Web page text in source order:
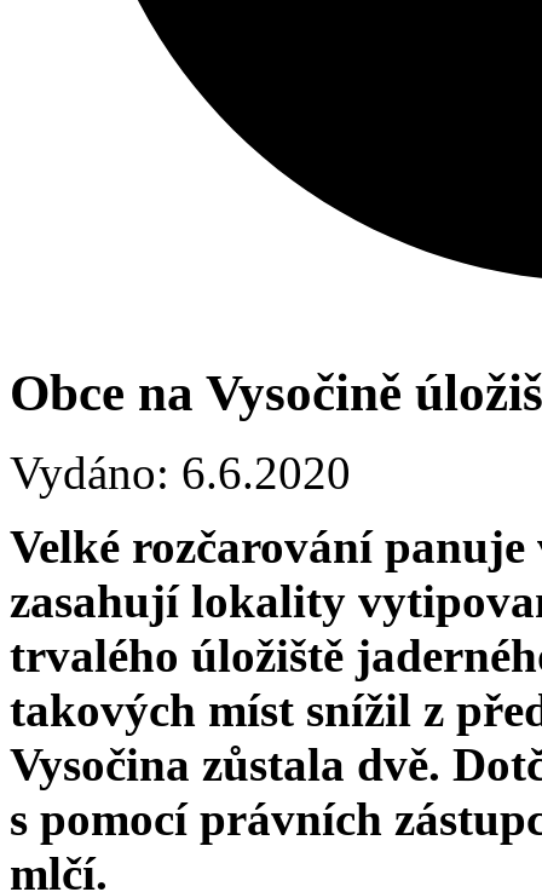
Obce na Vysočině
Vydáno: 6.6.2020
Velké rozčarování
zasahují lokality
trvalého úložiště
takových míst snížil z
Vysočina zůstala dvě.
s pomocí právních
mlčí.